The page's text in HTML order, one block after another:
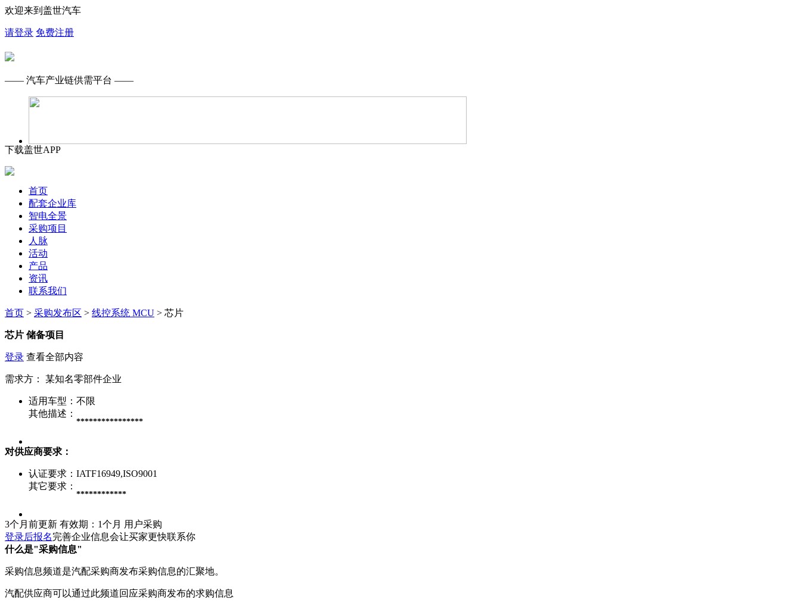
欢迎来到盖世汽车
请登录 免费注册
—— 汽车产业链供需平台 ——
下载盖世APP
首页
配套企业库
智电全景
采购项目
人脉
活动
产品
资讯
联系我们
首页 > 采购发布区 > 线控系统 MCU > 芯片
芯片 储备项目
登录 查看全部内容
需求方： 某知名零部件企业
适用车型： 不限
其他描述：
****************
对供应商要求：
认证要求： IATF16949,ISO9001
其它要求：
************
3个月前更新 有效期：1个月 用户采购
登录后报名完善企业信息会让买家更快联系你
什么是"采购信息"
采购信息频道是汽配采购商发布采购信息的汇聚地。
汽配供应商可以通过此频道回应采购商发布的求购信息